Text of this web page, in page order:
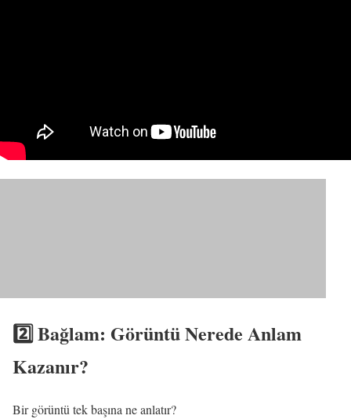
2️⃣ Bağlam: Görüntü Nerede Anlam
Kazanır?
Bir görüntü tek başına ne anlatır?